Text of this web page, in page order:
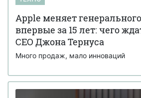
Apple меняет
впервые за 15 лет: чего
CEO Джона Тернуса
Много продаж, мало инноваций